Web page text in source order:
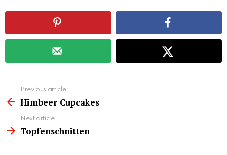
more
Previous article
Himbeer Cupcakes
Next article
Topfenschnitten